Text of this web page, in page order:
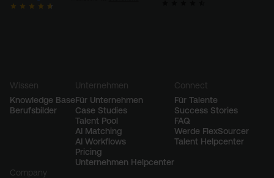
Connect
Für Talente
Success Stories
FAQ
Werde FlexSourcer
Talent Helpcenter
Unternehmen
Für Unternehmen
Case Studies
Talent Pool
AI Matching
AI Workflows
Pricing
Unternehmen Helpcenter
Wissen
Knowledge Base
Berufsbilder
Company